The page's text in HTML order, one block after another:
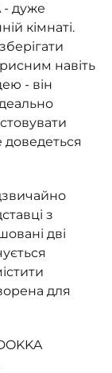
- дуже
кімнаті.
навіть
- він
доведеться
з
дві
для